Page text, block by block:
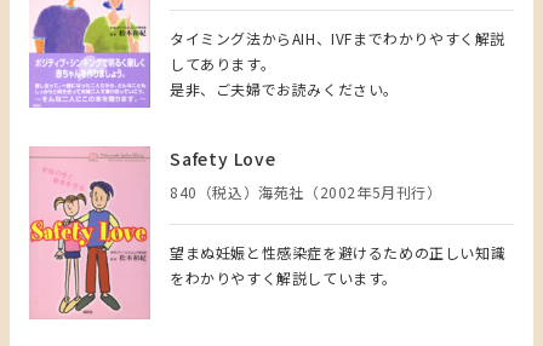
タイミング法からAIH、IVFまでわかりやすく解説
してあります。
是非、ご夫婦でお読みください。
Safety Love
840（税込）海苑社（2002年5月刊行）
望まぬ妊娠と性感染症を避けるための正しい知識
をわかりやすく解説しています。